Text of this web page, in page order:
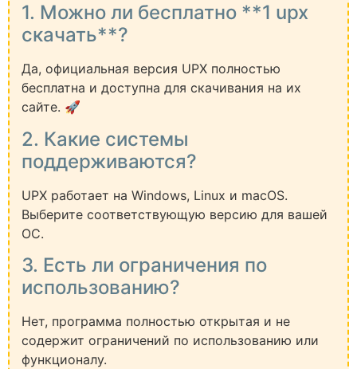
1. Можно ли бесплатно **1 upx
скачать**?
Да, официальная версия UPX полностью
бесплатна и доступна для скачивания на их
сайте. 🚀
2. Какие системы
поддерживаются?
UPX работает на Windows, Linux и macOS.
Выберите соответствующую версию для вашей
ОС.
3. Есть ли ограничения по
использованию?
Нет, программа полностью открытая и не
содержит ограничений по использованию или
функционалу.